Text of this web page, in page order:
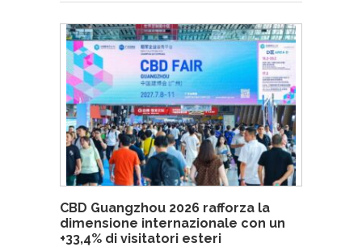
CBD Guangzhou 2026 rafforza la
dimensione internazionale con un
+33,4% di visitatori esteri